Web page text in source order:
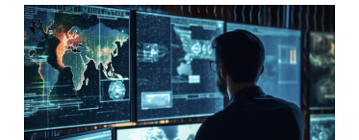
Kirjaudu sisään